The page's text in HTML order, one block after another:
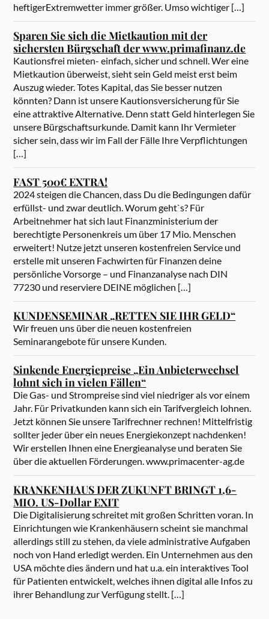
heftigerExtremwetter immer größer. Umso wichtiger […]
Sparen Sie sich die Mietkaution mit der
sichersten Bürgschaft der www.primafinanz.de
Kautionsfrei mieten- einfach, sicher und schnell. Wer eine
Mietkaution überweist, sieht sein Geld meist erst beim
Auszug wieder. Totes Kapital, das Sie besser nutzen
könnten? Dann ist unsere Kautionsversicherung für Sie
eine attraktive Alternative. Denn statt Geld hinterlegen Sie
unsere Bürgschaftsurkunde. Damit kann Ihr Vermieter
sicher sein, dass wir im Fall der Fälle Ihre Verpflichtungen
[…]
FAST 500€ EXTRA!
2024 steigen die Chancen, dass Du die Bedingungen dafür
erfüllst- und zwar deutlich. Worum geht`s? Für
Arbeitnehmer hat sich laut Finanzministerium der
berechtigte Personenkreis um über 17 Mio. Menschen
erweitert! Nutze jetzt unseren kostenfreien Service und
erstelle mit unseren Fachwirten für Finanzen deine
persönliche Vorsorge – und Finanzanalyse nach DIN
77230 und reserviere DEINE möglichen […]
KUNDENSEMINAR „RETTEN SIE IHR GELD“
Wir freuen uns über die neuen kostenfreien
Seminarangebote für unsere Kunden.
Sinkende Energiepreise „Ein Anbieterwechsel
lohnt sich in vielen Fällen“
Die Gas- und Strompreise sind viel niedriger als vor einem
Jahr. Für Privatkunden kann sich ein Tarifvergleich lohnen.
Jetzt können Sie unsere Tarifrechner rechnen! Mittelfristig
sollter jeder über ein neues Energiekonzept nachdenken!
Wir erstellen Ihnen eine Energieanalyse und beraten Sie
über die aktuellen Förderungen. www.primacenter-ag.de
KRANKENHAUS DER ZUKUNFT BRINGT 1,6-
MIO. US-Dollar EXIT
Die Digitalisierung schreitet mit großen Schritten voran. In
Einrichtungen wie Krankenhäusern scheint sie manchmal
allerdings still zu stehen, da viele administrative Aufgaben
noch von Hand erledigt werden. Ein Unternehmen aus den
USA möchte dies ändern und hat u.a. ein interaktives Tool
für Patienten entwickelt, welches ihnen digital alle Infos zu
ihrer Behandlung zur Verfügung stellt. […]